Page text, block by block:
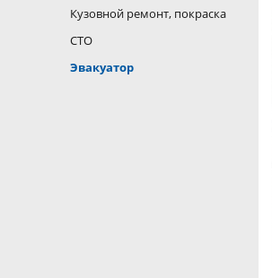
Кузовной ремонт, покраска
СТО
Эвакуатор